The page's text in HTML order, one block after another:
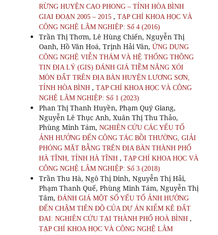
RỪNG HUYỆN CAO PHONG – TỈNH HÒA BÌNH
GIAI ĐOẠN 2005 – 2015 , TẠP CHÍ KHOA HỌC VÀ
CÔNG NGHỆ LÂM NGHIỆP: Số 4 (2016)
Trần Thị Thơm, Lê Hùng Chiến, Nguyễn Thị
Oanh, Hồ Văn Hoá, Trịnh Hải Vân, ỨNG DỤNG
CÔNG NGHỆ VIỄN THÁM VÀ HỆ THỐNG THÔNG
TIN ĐỊA LÝ (GIS) ĐÁNH GIÁ TIỀM NĂNG XÓI
MÒN ĐẤT TRÊN ĐỊA BÀN HUYỆN LƯƠNG SƠN,
TỈNH HÒA BÌNH , TẠP CHÍ KHOA HỌC VÀ CÔNG
NGHỆ LÂM NGHIỆP: Số 1 (2023)
Phan Thị Thanh Huyền, Phạm Quý Giang,
Nguyễn Lê Thục Anh, Xuân Thị Thu Thảo,
Phùng Minh Tám, NGHIÊN CỨU CÁC YẾU TỐ
ẢNH HƯỞNG ĐẾN CÔNG TÁC BỒI THƯỜNG, GIẢI
PHÓNG MẶT BẰNG TRÊN ĐỊA BÀN THÀNH PHỐ
HÀ TĨNH, TỈNH HÀ TĨNH , TẠP CHÍ KHOA HỌC VÀ
CÔNG NGHỆ LÂM NGHIỆP: Số 3 (2018)
Trần Thu Hà, Ngô Thị Dinh, Nguyễn Thị Hải,
Phạm Thanh Quế, Phùng Minh Tám, Nguyễn Thị
Tâm, ĐÁNH GIÁ MỘT SỐ YẾU TỐ ẢNH HƯỞNG
ĐẾN CHẬM TIÊN ĐỘ CỦA DỰ ÁN KIỂM KÊ ĐẤT
ĐAI: NGHIÊN CỨU TẠI THÀNH PHỐ HOÀ BÌNH ,
TẠP CHÍ KHOA HỌC VÀ CÔNG NGHỆ LÂM